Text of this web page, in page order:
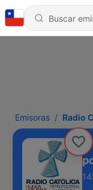
Emisoras Radio
Católica